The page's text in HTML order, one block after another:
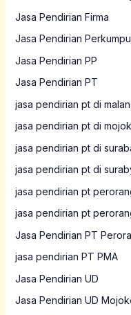
Jasa Pendirian Firma
Jasa Pendirian
Jasa Pendirian PP
Jasa Pendirian PT
jasa pendirian pt di
jasa pendirian pt di
jasa pendirian pt di
jasa pendirian pt di
jasa pendirian pt
jasa pendirian pt
Jasa Pendirian PT
jasa pendirian PT PMA
Jasa Pendirian UD
Jasa Pendirian UD